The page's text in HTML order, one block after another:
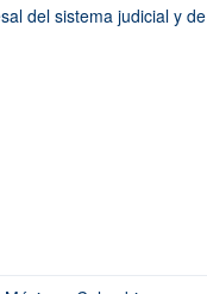
del sistema judicial y de